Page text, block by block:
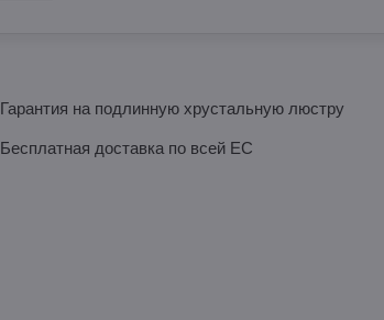
Гарантия на подлинную хрустальную люстру
Бесплатная доставка по всей ЕС